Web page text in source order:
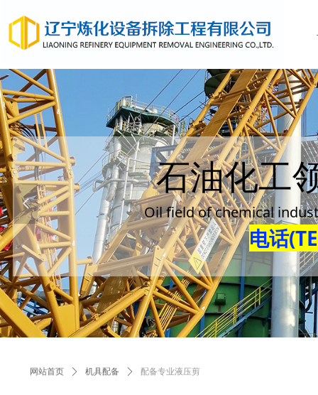
石油化工
Oil field of chemical
电话
넳
网站首页 ꄲ 机具配备 ꄲ 配备专业液压剪